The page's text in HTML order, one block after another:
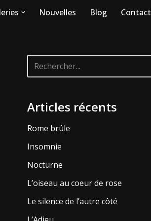
Nouvelles Blog Contact
Articles récents
Rome brûle
Insomnie
Nocturne
L’oiseau au coeur de rose
Le silence de l’autre côté